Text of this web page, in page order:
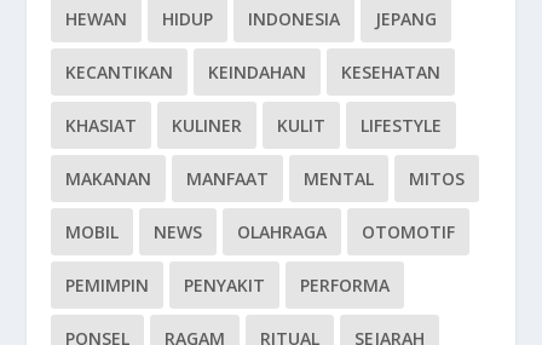
HEWAN HIDUP INDONESIA JEPANG
KECANTIKAN KEINDAHAN KESEHATAN
KHASIAT KULINER KULIT LIFESTYLE
MAKANAN MANFAAT MENTAL MITOS
MOBIL NEWS OLAHRAGA OTOMOTIF
PEMIMPIN PENYAKIT PERFORMA
PONSEL RAGAM RITUAL SEJARAH